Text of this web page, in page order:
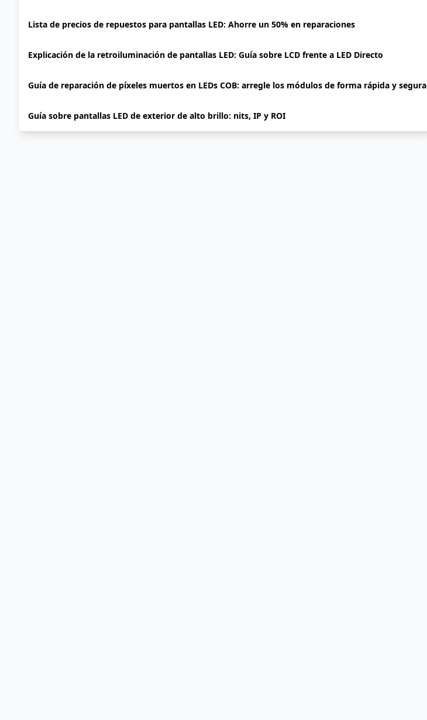
Lista de precios de repuestos para pantallas LED: Ahorre un 50% en reparaciones
Explicación de la retroiluminación de pantallas LED: Guía sobre LCD frente a LED Directo
Guía de reparación de píxeles muertos en LEDs COB: arregle los módulos de forma rápida y segura
Guía sobre pantallas LED de exterior de alto brillo: nits, IP y ROI